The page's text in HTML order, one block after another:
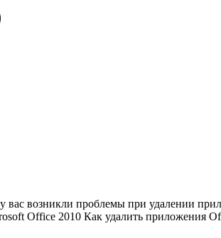
вас возникли проблемы при удалении
Office 2010 Как удалить приложения